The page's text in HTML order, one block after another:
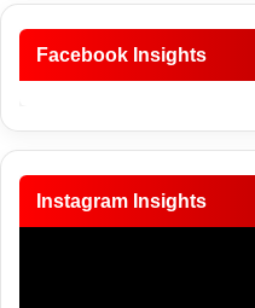
Facebook Insights
Instagram Insights